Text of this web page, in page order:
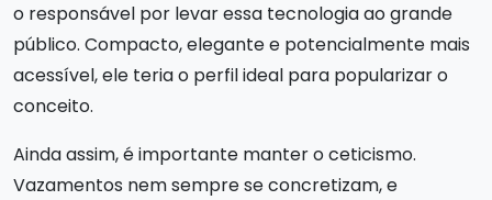
o responsável por levar essa tecnologia ao grande
público. Compacto, elegante e potencialmente mais
acessível, ele teria o perfil ideal para popularizar o
conceito.
Ainda assim, é importante manter o ceticismo.
Vazamentos nem sempre se concretizam, e